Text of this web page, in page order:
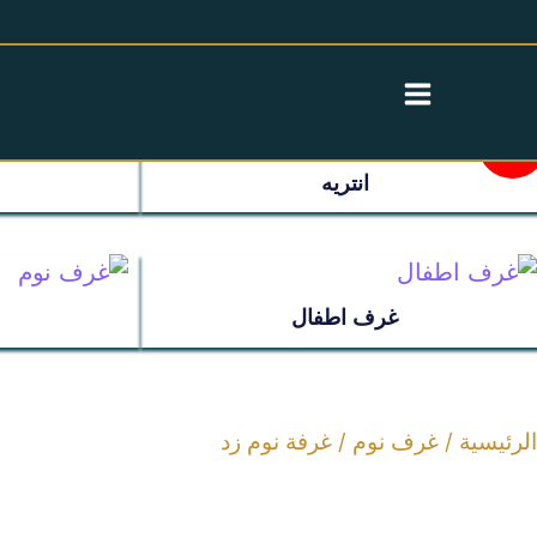
إلى
انتريه
غرف اطفال
الرئيسية / غرف نوم / غرفة نوم زد
نوم
اتمام الطلب
غرف اطفال
غرف نوم
عروض سريه